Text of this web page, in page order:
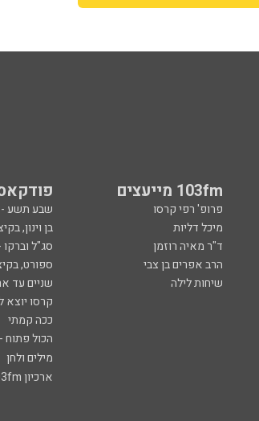
103fm מייעצים
פרופ' רפי קרסו שבע תשע
מיכל דליות בן וינון,
ד"ר מאיה רוזמן סג"ל
הרב אפרים בן צבי ספורט,
שיחות לילה שניים עד
קרסו יוצא
ככה קמתי
הכול פתוח
מילים ולחן
ארכיון 103fm